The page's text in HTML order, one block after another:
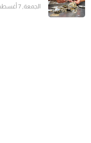
الجمعة, 7 أغسطس 2026, 18:00